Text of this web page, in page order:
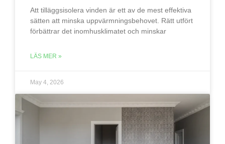
Att tilläggsisolera vinden är ett av de mest effektiva
sätten att minska uppvärmningsbehovet. Rätt utfört
förbättrar det inomhusklimatet och minskar
LÄS MER »
May 4, 2026